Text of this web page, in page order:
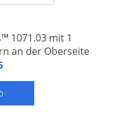
1071.03 mit 1
an der Oberseite
aus laminiertem
Verpackung à